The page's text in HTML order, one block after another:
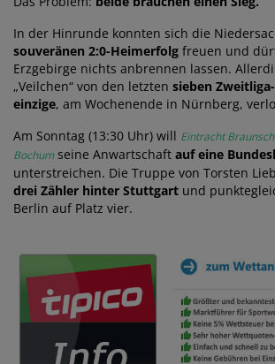
In der Hinrunde konnten sich die
souveränen 2:0-Heimerfolg freuen und
Erzgebirge nichts anbrennen lassen.
„Veilchen“ von den letzten sieben
einzige, am Wochenende in Nürnberg,
Am Sonntag (13:30 Uhr) will Eintracht
Bochumseine Anwartschaft auf eine
unterstreichen. Die Truppe von Torsten
drei Zähler hinter Stuttgart und
Berlin auf Platz vier.